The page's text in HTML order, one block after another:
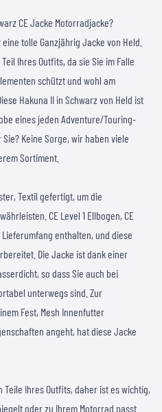
CE Jacke Motorradjacke?
tolle Ganzjährig Jacke von Held.
Ihres Outfits, da sie Sie im Falle
schützt und wohl am
Hakuna II in Schwarz von Held ist
eines jeden Adventure/Touring-
Keine Sorge, wir haben viele
Sortiment.
Textil gefertigt, um die
CE Level 1 Ellbogen, CE
enthalten, und diese
Die Jacke ist dank einer
so dass Sie auch bei
unterwegs sind. Zur
Fest, Mesh Innenfutter
angeht, hat diese Jacke
Ihres Outfits, daher ist es wichtig,
oder zu Ihrem Motorrad passt.